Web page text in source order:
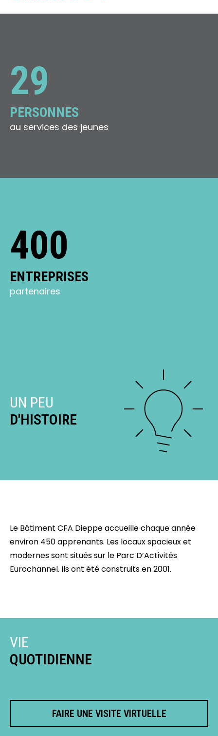
29
PERSONNES
au services des jeunes
400
ENTREPRISES
partenaires
UN PEU
D'HISTOIRE
Le Bâtiment CFA Dieppe accueille chaque année
environ 450 apprenants. Les locaux spacieux et
modernes sont situés sur le Parc D’Activités
Eurochannel. Ils ont été construits en 2001.
VIE
QUOTIDIENNE
FAIRE UNE VISITE VIRTUELLE